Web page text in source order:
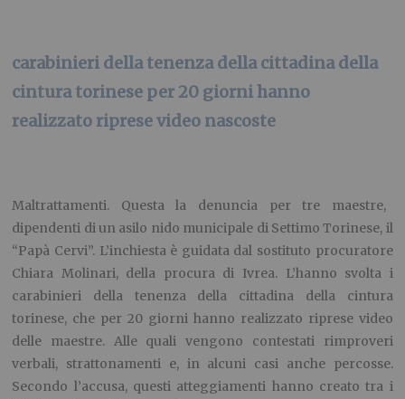
carabinieri della tenenza della cittadina della
cintura torinese per 20 giorni hanno
realizzato riprese video nascoste
Maltrattamenti. Questa la denuncia per tre maestre,
dipendenti di un asilo nido municipale di Settimo Torinese, il
“Papà Cervi”. L’inchiesta è guidata dal sostituto procuratore
Chiara Molinari, della procura di Ivrea. L’hanno svolta i
carabinieri della tenenza della cittadina della cintura
torinese, che per 20 giorni hanno realizzato riprese video
delle maestre. Alle quali vengono contestati rimproveri
verbali, strattonamenti e, in alcuni casi anche percosse.
Secondo l’accusa, questi atteggiamenti hanno creato tra i